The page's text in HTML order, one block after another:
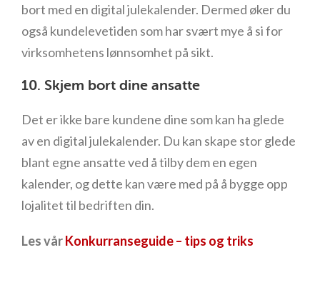
bort med en digital julekalender. Dermed øker du
også kundelevetiden som har svært mye å si for
virksomhetens lønnsomhet på sikt.
10. Skjem bort dine ansatte
Det er ikke bare kundene dine som kan ha glede
av en digital julekalender. Du kan skape stor glede
blant egne ansatte ved å tilby dem en egen
kalender, og dette kan være med på å bygge opp
lojalitet til bedriften din.
Les vårKonkurranseguide – tips og triks